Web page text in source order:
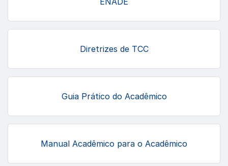
Diretrizes de TCC
Guia Prático do Acadêmico
Manual Acadêmico para o Acadêmico